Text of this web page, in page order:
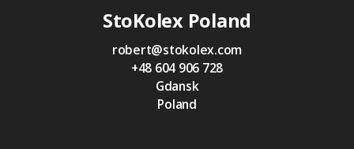
StoKolex Poland
robert@stokolex.com
+48 604 906 728
Gdansk
Poland